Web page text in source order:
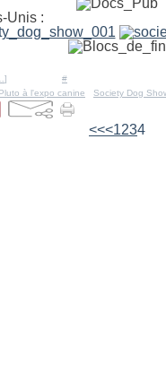
Unis :
] #
à l'expo canine Society Dog
<<<1234